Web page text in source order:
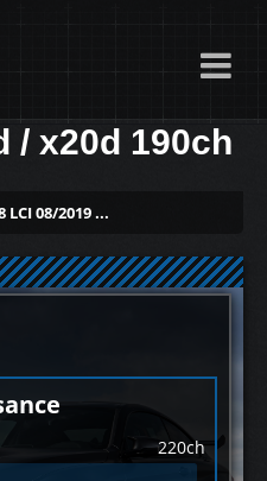
/ x20d 190ch
LCI 08/2019 ...
220ch